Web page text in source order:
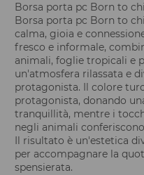
Borsa porta pc Born to chill
Borsa porta pc Born to
calma, gioia e
fresco e informale,
animali, foglie tropicali e
un'atmosfera rilassata e
protagonista. Il colore
protagonista, donando
tranquillità, mentre i
negli animali
Il risultato è un'estetica
per accompagnare la
spensierata.